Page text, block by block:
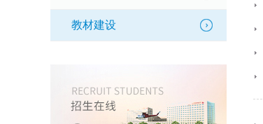
教材建设